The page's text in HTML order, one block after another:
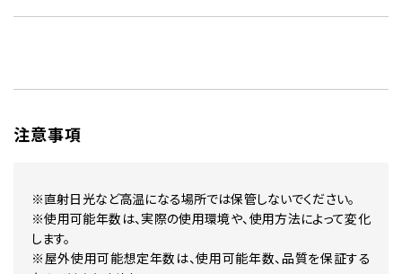
注意事項
※直射日光など高温になる場所では保管しないでください。
※使用可能年数は、実際の使用環境や、使用方法によって変化
します。
※屋外使用可能想定年数は、使用可能年数、品質を保証する